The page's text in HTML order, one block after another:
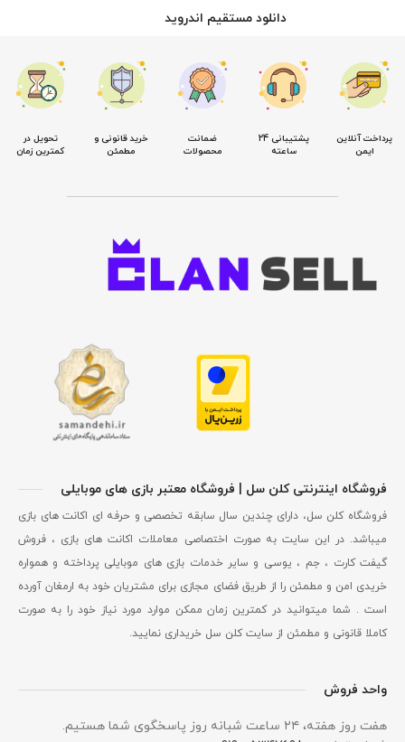
دانلود مستقیم اندروید
پرداخت آنلاین
ایمن
پشتیبانی 24
ساعته
ضمانت
محصولات
خرید قانونی و
مطمئن
تحویل در
کمترین زمان
فروشگاه اینترنتی کلن سل | فروشگاه معتبر بازی های موبایلی
فروشگاه کلن سل، دارای چندین سال سابقه تخصصی و حرفه ای اکانت های بازی
میباشد. در این سایت به صورت اختصاصی معاملات اکانت های بازی ، فروش
گیفت کارت ، جم ، یوسی و سایر خدمات بازی های موبایلی پرداخته و همواره
خریدی امن و مطمئن را از طریق فضای مجازی برای مشتریان خود به ارمغان آورده
است . شما میتوانید در کمترین زمان ممکن موارد مورد نیاز خود را به صورت
کاملا قانونی و مطمئن از سایت کلن سل خریداری نمایید.
واحد فروش
هفت روز هفته، ۲۴ ساعت شبانه‌ روز پاسخگوی شما هستیم.